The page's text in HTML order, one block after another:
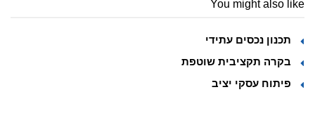
You might also like
תכנון נכסים עתידי
בקרה תקציבית שוטפת
פיתוח עסקי יציב